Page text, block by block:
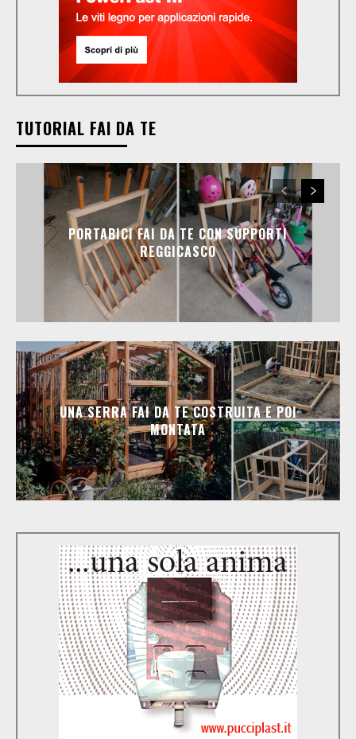
TUTORIAL FAI DA TE
PORTABICI FAI DA TE CON SUPPORTI
REGGICASCO
UNA SERRA FAI DA TE COSTRUITA E POI
MONTATA